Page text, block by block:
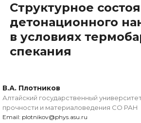
Структурное
детонационного
в условиях
спекания
В.А. Плотников
Алтайский государственный
прочности и материаловедения СО РАН
Email: plotnikov@phys.asu.ru